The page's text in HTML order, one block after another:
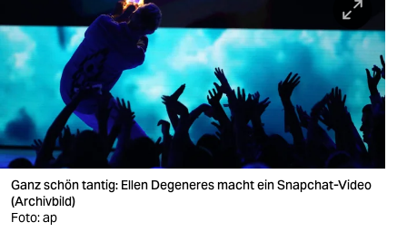
berlin
nord
wahrheit
verlag
verlag
veranstaltungen
Ganz schön tantig: Ellen Degeneres macht ein Snapchat-Video
(Archivbild)
Foto: ap